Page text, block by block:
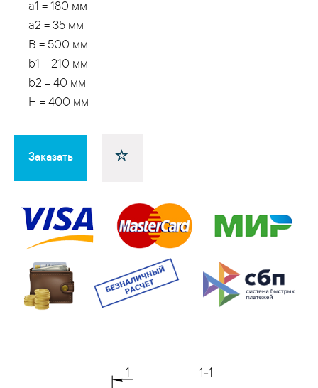
a1 = 180 мм
a2 = 35 мм
B = 500 мм
b1 = 210 мм
b2 = 40 мм
H = 400 мм
Заказать